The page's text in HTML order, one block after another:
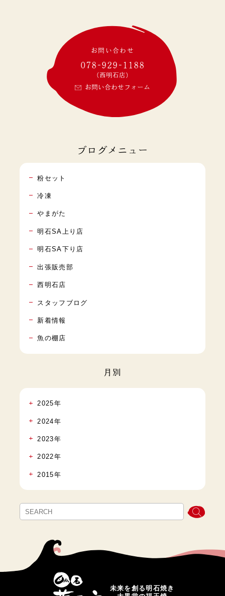
お問い合わせ
078-929-1188
(西明石店)
お問い合わせフォーム
ブログメニュー
粉セット
冷凍
やまがた
明石SA上り店
明石SA下り店
出張販売部
西明石店
スタッフブログ
新着情報
魚の棚店
月別
2025年
2024年
2023年
2022年
2015年
未来を創る明石焼き